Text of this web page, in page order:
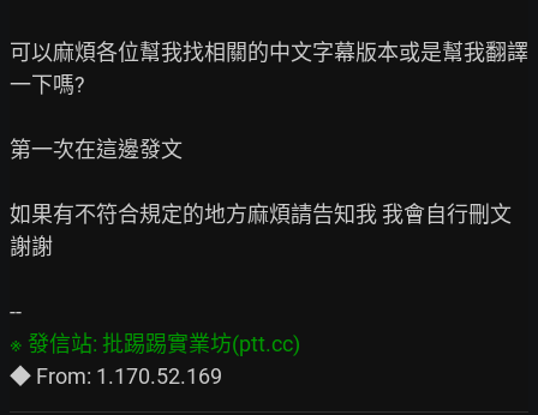
可以麻煩各位幫我找相關的中文字幕版本或是幫我翻譯
一下嗎?
第一次在這邊發文
如果有不符合規定的地方麻煩請告知我 我會自行刪文
謝謝